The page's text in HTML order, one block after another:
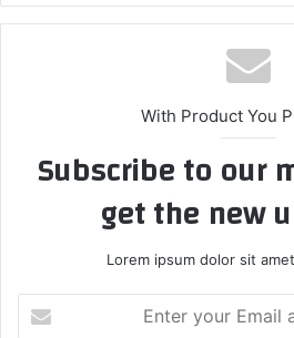
With Product You
Subscribe to our
get the new
Lorem ipsum dolor sit
your